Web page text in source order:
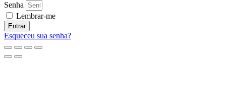
Senha
Lembrar-me
Entrar
Esqueceu sua senha?